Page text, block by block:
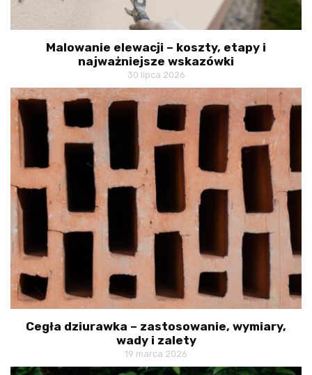
Malowanie elewacji – koszty, etapy i
najważniejsze wskazówki
30 lipca 2026
Cegła dziurawka – zastosowanie, wymiary,
wady i zalety
19 marca 2026